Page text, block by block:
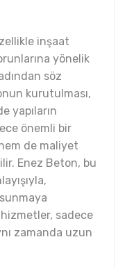
inşaat
yönelik
söz
kurutulması,
yapıların
önemli bir
de maliyet
Enez Beton, bu
sadece
zamanda uzun